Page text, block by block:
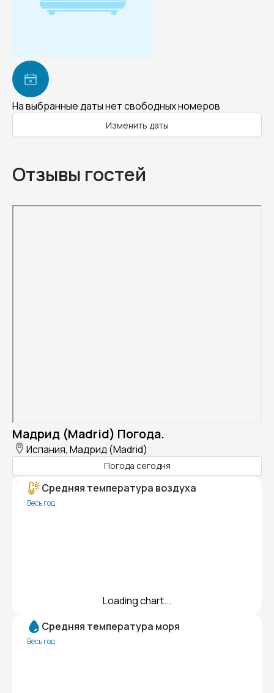
На выбранные даты нет свободных номеров
Изменить даты
Отзывы гостей
Мадрид (Madrid) Погода.
Испания, Мадрид (Madrid)
Погода сегодня
Средняя температура воздуха
Весь год
Loading chart...
Средняя температура моря
Весь год